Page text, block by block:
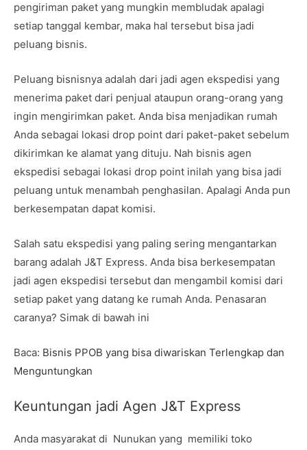
pengiriman paket yang mungkin membludak apalagi
setiap tanggal kembar, maka hal tersebut bisa jadi
peluang bisnis.
Peluang bisnisnya adalah dari jadi agen ekspedisi yang
menerima paket dari penjual ataupun orang-orang yang
ingin mengirimkan paket. Anda bisa menjadikan rumah
Anda sebagai lokasi drop point dari paket-paket sebelum
dikirimkan ke alamat yang dituju. Nah bisnis agen
ekspedisi sebagai lokasi drop point inilah yang bisa jadi
peluang untuk menambah penghasilan. Apalagi Anda pun
berkesempatan dapat komisi.
Salah satu ekspedisi yang paling sering mengantarkan
barang adalah J&T Express. Anda bisa berkesempatan
jadi agen ekspedisi tersebut dan mengambil komisi dari
setiap paket yang datang ke rumah Anda. Penasaran
caranya? Simak di bawah ini
Baca: Bisnis PPOB yang bisa diwariskan Terlengkap dan
Menguntungkan
Keuntungan jadi Agen J&T Express
Anda masyarakat di Nunukan yang memiliki toko